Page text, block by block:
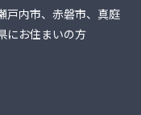
戸内市、赤磐市、真庭
にお住まいの方